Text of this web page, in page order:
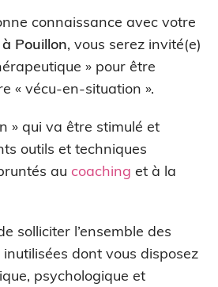
connaissance avec votre
Pouillon, vous serez invité(e)
» pour être
« vécu-en-situation ».
» qui va être stimulé et
outils et techniques
au coaching et à la
solliciter l’ensemble des
dont vous disposez
psychologique et